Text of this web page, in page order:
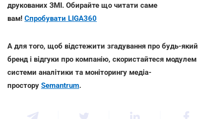
друкованих ЗМІ. Обирайте що читати саме
вам! Спробувати LIGA360
А для того, щоб відстежити згадування про будь-який
бренд і відгуки про компанію, скористайтеся модулем
системи аналітики та моніторингу медіа-
простору Semantrum.